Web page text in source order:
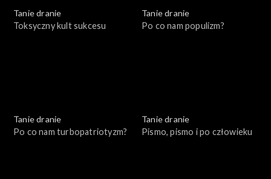
Tanie dranie
Toksyczny kult sukcesu
Tanie dranie
Po co nam populizm?
Tanie dranie
Po co nam turbopatriotyzm?
Tanie dranie
Pismo, pismo i po człowieku